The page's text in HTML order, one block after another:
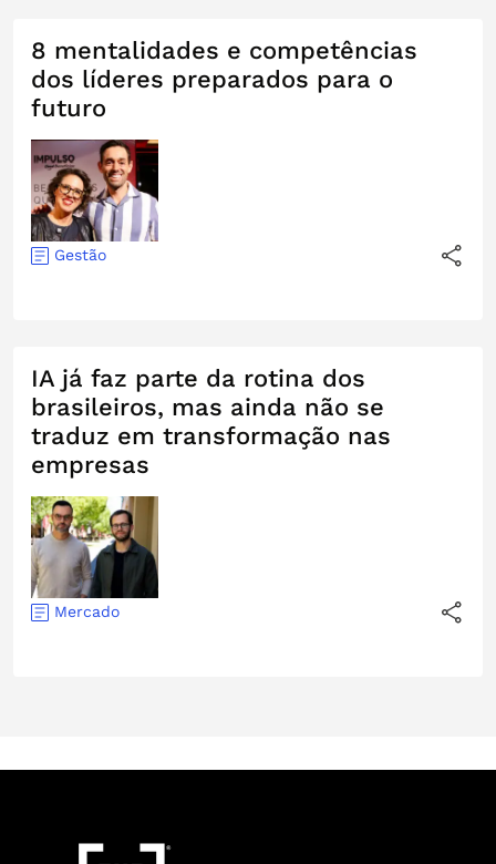
8 mentalidades e competências
dos líderes preparados para o
futuro
Gestão
IA já faz parte da rotina dos
brasileiros, mas ainda não se
traduz em transformação nas
empresas
Mercado